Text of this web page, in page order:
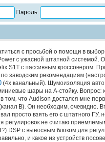
Пароль:
с просьбой о помощи в
с ужасной штатной системой.
S1T с пассивным кроссовером.
заводским рекомендациям
(4х канальный). Шумоизоляция авто
шары на А-стойку. Вопрос:
том, что Audison достался мне
В). Он необходим, очевидно.
просто взять его с штатного ГУ,
регулировок не считаю
DSP с выносным блоком для
и какое из устройств